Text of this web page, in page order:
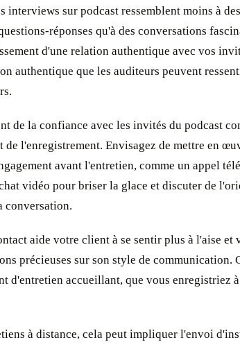
interviews sur podcast ressemblent moins à
réponses qu'à des conversations
d'une relation authentique avec vos
authentique que les auditeurs peuvent
de la confiance avec les invités du podcast
de l'enregistrement. Envisagez de mettre en
avant l'entretien, comme un appel
vidéo pour briser la glace et discuter de
conversation.
aide votre client à se sentir plus à l'aise et
précieuses sur son style de communication.
d'entretien accueillant, que vous enregistriez
à distance, cela peut impliquer l'envoi